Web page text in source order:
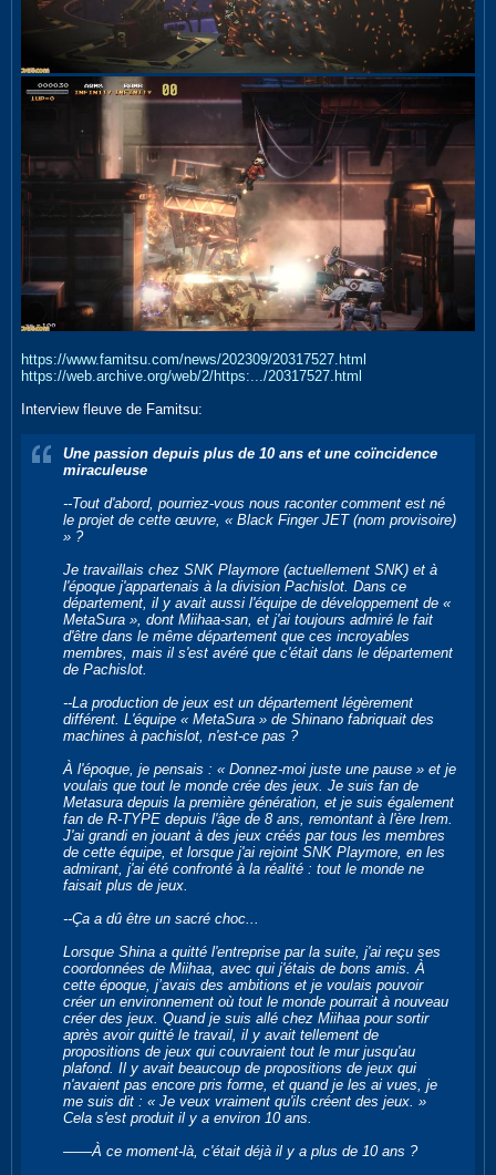
https://www.famitsu.com/news/202309/20317527.html
https://web.archive.org/web/2/https:.../20317527.html
Interview fleuve de Famitsu:
Une passion depuis plus de 10 ans et une coïncidence
miraculeuse
--Tout d'abord, pourriez-vous nous raconter comment est né
le projet de cette œuvre, « Black Finger JET (nom provisoire)
» ?
Je travaillais chez SNK Playmore (actuellement SNK) et à
l'époque j'appartenais à la division Pachislot. Dans ce
département, il y avait aussi l'équipe de développement de «
MetaSura », dont Miihaa-san, et j'ai toujours admiré le fait
d'être dans le même département que ces incroyables
membres, mais il s'est avéré que c'était dans le département
de Pachislot.
--La ​​production de jeux est un département légèrement
différent. L'équipe « MetaSura » de Shinano fabriquait des
machines à pachislot, n'est-ce pas ?
À l'époque, je pensais : « Donnez-moi juste une pause » et je
voulais que tout le monde crée des jeux. Je suis fan de
Metasura depuis la première génération, et je suis également
fan de R-TYPE depuis l'âge de 8 ans, remontant à l'ère Irem.
J'ai grandi en jouant à des jeux créés par tous les membres
de cette équipe, et lorsque j'ai rejoint SNK Playmore, en les
admirant, j'ai été confronté à la réalité : tout le monde ne
faisait plus de jeux.
--Ça a dû être un sacré choc...
Lorsque Shina a quitté l'entreprise par la suite, j'ai reçu ses
coordonnées de Miihaa, avec qui j'étais de bons amis. À
cette époque, j’avais des ambitions et je voulais pouvoir
créer un environnement où tout le monde pourrait à nouveau
créer des jeux. Quand je suis allé chez Miihaa pour sortir
après avoir quitté le travail, il y avait tellement de
propositions de jeux qui couvraient tout le mur jusqu'au
plafond. Il y avait beaucoup de propositions de jeux qui
n'avaient pas encore pris forme, et quand je les ai vues, je
me suis dit : « Je veux vraiment qu'ils créent des jeux. »
Cela s'est produit il y a environ 10 ans.
――À ce moment-là, c'était déjà il y a plus de 10 ans ?